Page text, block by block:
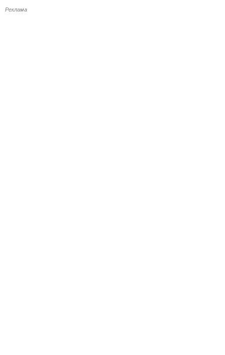
Реклама